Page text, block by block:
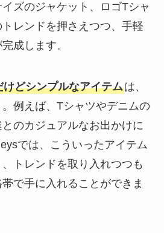
ズのジャケット、ロゴTシャ
レンドを押さえつつ、手軽
成します。
けどシンプルなアイテムは、
例えば、Tシャツやデニムの
のカジュアルなお出かけに
では、こういったアイテム
トレンドを取り入れつつも
で手に入れることができま